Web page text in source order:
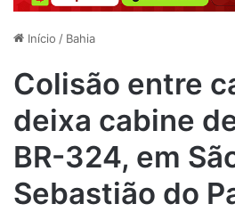
Início / Bahia
Colisão entre
deixa cabine
BR-324, em
Sebastião do